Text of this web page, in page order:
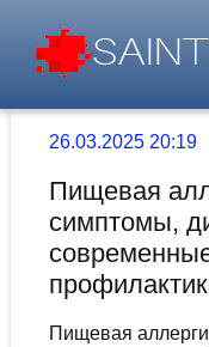
26.03.2025 20:19
Пищевая
симптомы,
Пищевая